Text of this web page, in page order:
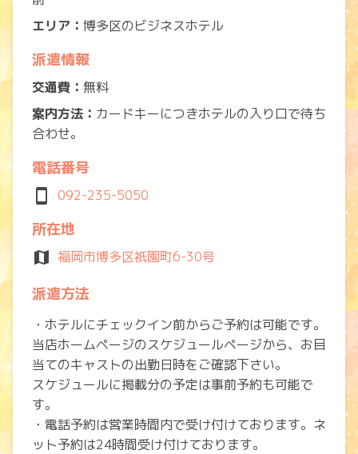
エリア： 博多区のビジネスホテル
派遣情報
交通費： 無料
案内方法： カードキーにつきホテルの入り口で待ち
合わせ。
電話番号
smartphone 092-235-5050
所在地
map 福岡市博多区祇園町6-30号
派遣方法
・ホテルにチェックイン前からご予約は可能です。
当店ホームページのスケジュールページから、お目
当てのキャストの出勤日時をご確認下さい。
スケジュールに掲載分の予定は事前予約も可能で
す。
・電話予約は営業時間内で受け付けております。ネ
ット予約は24時間受け付けております。